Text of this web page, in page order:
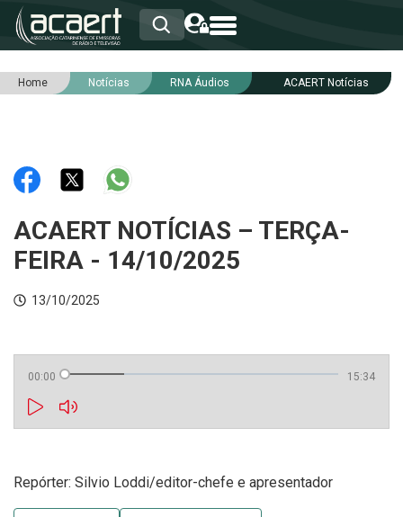
HOME
RNA
NOTÍCIAS
INTEGRIDADE
Home Notícias RNA Áudios ACAERT Notícias
ACAERT NOTÍCIAS – TERÇA-
FEIRA - 14/10/2025
13/10/2025
00:00 15:34
Repórter: Silvio Loddi/editor-chefe e apresentador